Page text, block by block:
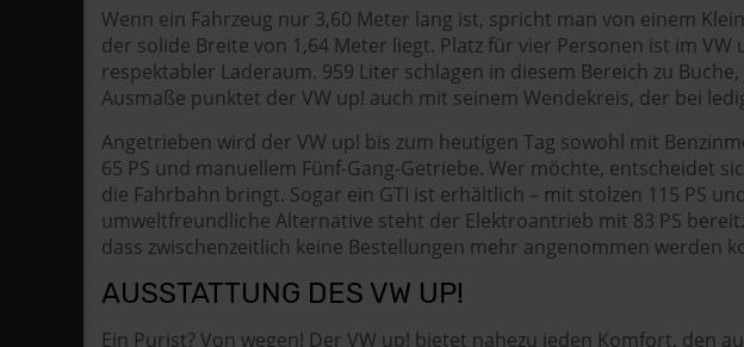
Wenn ein Fahrzeug nur 3,60 Meter lang ist, spricht man von einem
der solide Breite von 1,64 Meter liegt. Platz für vier Personen ist im
respektabler Laderaum. 959 Liter schlagen in diesem Bereich zu
Ausmaße punktet der VW up! auch mit seinem Wendekreis, der bei
Angetrieben wird der VW up! bis zum heutigen Tag sowohl mit
65 PS und manuellem Fünf-Gang-Getriebe. Wer möchte, entscheidet
die Fahrbahn bringt. Sogar ein GTI ist erhältlich – mit stolzen 115 PS
umweltfreundliche Alternative steht der Elektroantrieb mit 83 PS
dass zwischenzeitlich keine Bestellungen mehr angenommen werden
AUSSTATTUNG DES VW UP!
Ein Purist? Von wegen! Der VW up! bietet nahezu jeden Komfort, den